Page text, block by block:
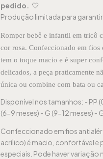
pedido. 🤍
Produção limitada para garantir
Romper bebê e infantil em tricô
cor rosa. Confeccionado em
tem o toque macio e é super
delicados, a peça praticamente
única ou combine com bata ou
Disponível nos tamanhos: - PP
(6-9 meses) - G (9-12 meses) -
Confeccionado em fios
acrílico) é macio, confortável e
especiais. Pode haver variação